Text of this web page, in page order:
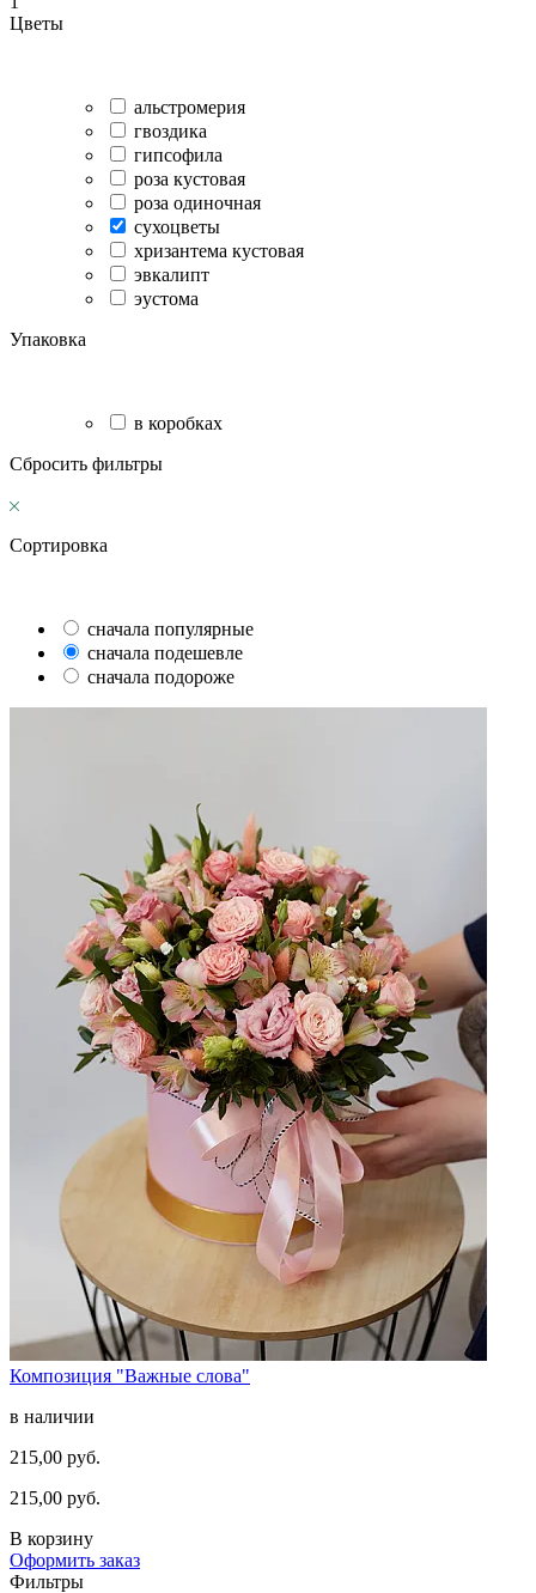
Цветы
альстромерия
гвоздика
гипсофила
роза кустовая
роза одиночная
сухоцветы
хризантема кустовая
эвкалипт
эустома
Упаковка
в коробках
Сбросить фильтры
Сортировка
сначала популярные
сначала подешевле
сначала подороже
Композиция "Важные слова"
в наличии
215,00 руб.
215,00 руб.
В корзину
Оформить заказ
Фильтры